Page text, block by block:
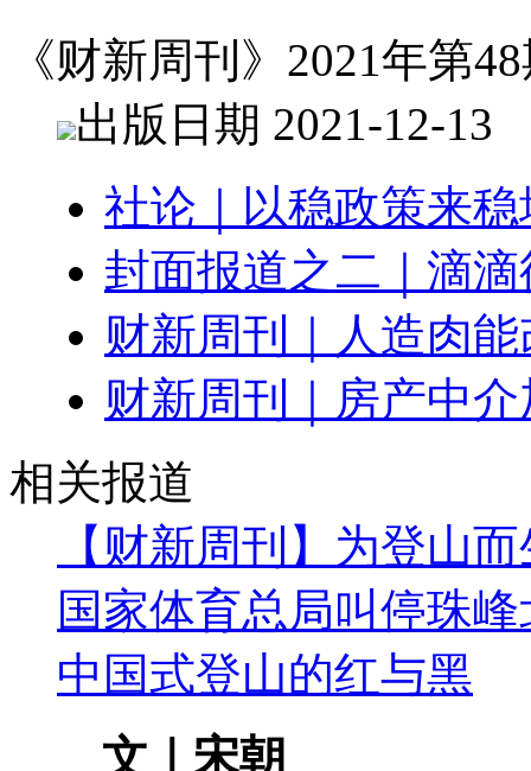
《财新周刊》2021年第
出版日期 2021-12-13
社论｜以稳政策来稳
封面报道之二｜滴
财新周刊｜人造肉
财新周刊｜房产中
相关报道
【财新周刊】为登山
国家体育总局叫停珠
中国式登山的红与黑
文｜宋朝